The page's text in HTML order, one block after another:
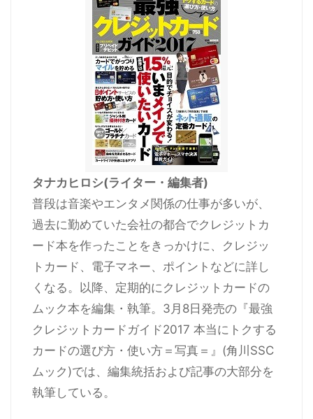
タナカヒロシ(ライター・編集者)
普段は音楽やエンタメ関係の仕事が多いが、
過去に勤めていた会社の都合でクレジットカ
ード本を作ったことをきっかけに、クレジッ
トカード、電子マネー、ポイントなどに詳し
くなる。以降、定期的にクレジットカードの
ムック本を編集・執筆。3月8日発売の『最強
クレジットカードガイド2017 本当にトクする
カードの選び方・使い方＝写真＝』(角川SSC
ムック)では、編集統括および記事の大部分を
執筆している。